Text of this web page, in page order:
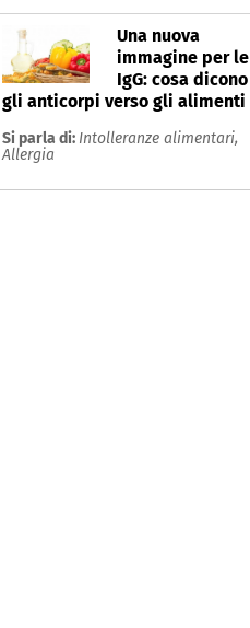
Una nuova
immagine per le
IgG: cosa dicono
gli anticorpi verso gli alimenti
Si parla di: Intolleranze alimentari,
Allergia